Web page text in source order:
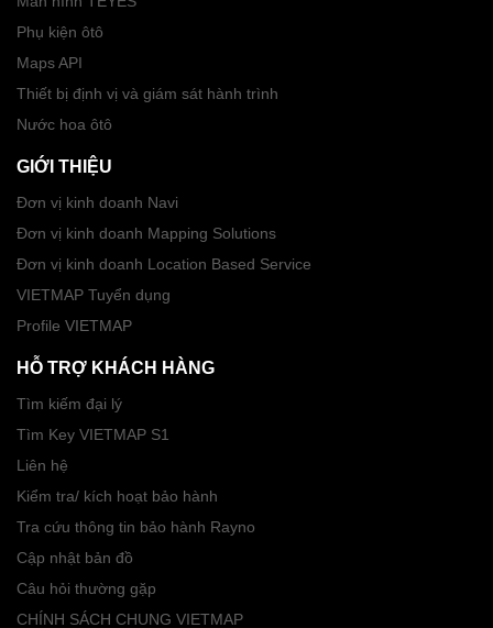
Phụ kiện ôtô
Maps API
Thiết bị định vị và giám sát hành trình
Nước hoa ôtô
GIỚI THIỆU
Đơn vị kinh doanh Navi
Đơn vị kinh doanh Mapping Solutions
Đơn vị kinh doanh Location Based Service
VIETMAP Tuyển dụng
Profile VIETMAP
HỖ TRỢ KHÁCH HÀNG
Tìm kiếm đại lý
Tìm Key VIETMAP S1
Liên hệ
Kiểm tra/ kích hoạt bảo hành
Tra cứu thông tin bảo hành Rayno
Cập nhật bản đồ
Câu hỏi thường gặp
CHÍNH SÁCH CHUNG VIETMAP